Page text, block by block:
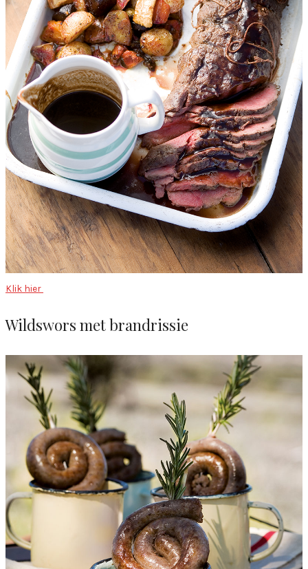
Klik hier
Wildswors met brandrissie